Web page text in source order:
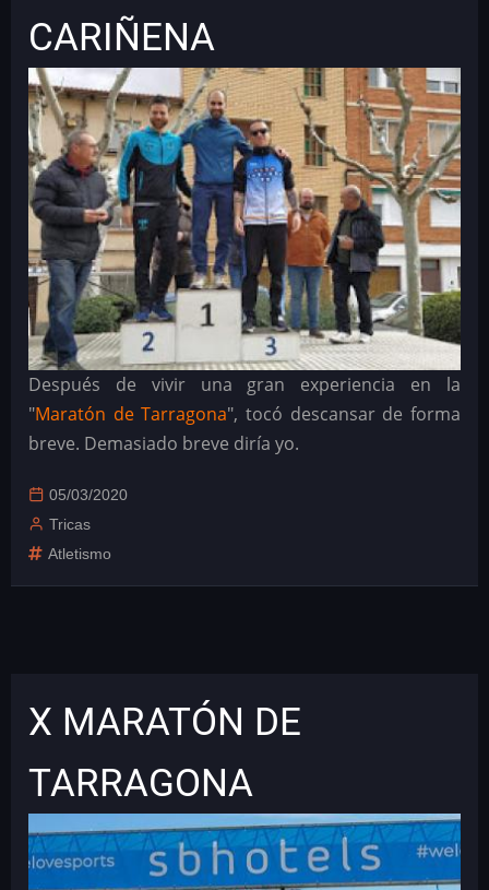
CARIÑENA
Después de vivir una gran experiencia en la
"Maratón de Tarragona", tocó descansar de forma
breve. Demasiado breve diría yo.
05/03/2020
Tricas
Atletismo
X MARATÓN DE
TARRAGONA